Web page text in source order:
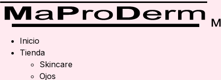
Inicio
Tienda
Skincare
Ojos